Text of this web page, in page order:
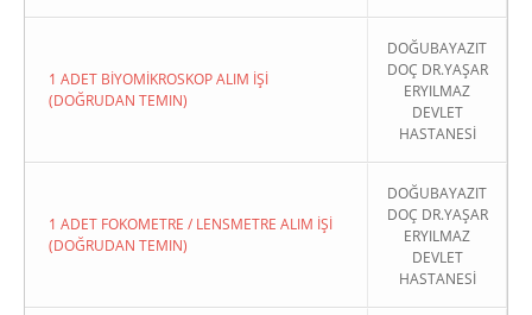
1 ADET BİYOMİKROSKOP ALIM İŞİ
(DOĞRUDAN TEMIN)
DOĞUBAYAZIT
DOÇ DR.YAŞAR
ERYILMAZ
DEVLET
HASTANESİ
1 ADET FOKOMETRE / LENSMETRE ALIM İŞİ
(DOĞRUDAN TEMIN)
DOĞUBAYAZIT
DOÇ DR.YAŞAR
ERYILMAZ
DEVLET
HASTANESİ